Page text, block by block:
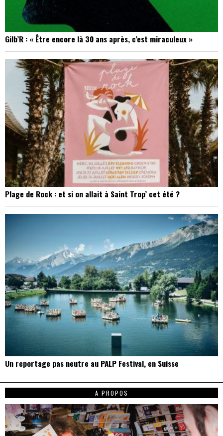
Gilb’R : « Être encore là 30 ans après, c’est miraculeux »
Plage de Rock : et si on allait à Saint Trop’ cet été ?
Un reportage pas neutre au PALP Festival, en Suisse
A PROPOS